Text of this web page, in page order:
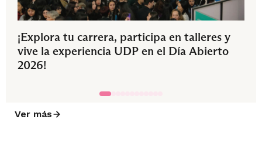
¡Explora tu carrera, participa en talleres y
vive la experiencia UDP en el Día Abierto
2026!
Ver más